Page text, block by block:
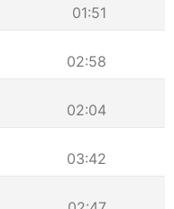
01:51
02:58
02:04
03:42